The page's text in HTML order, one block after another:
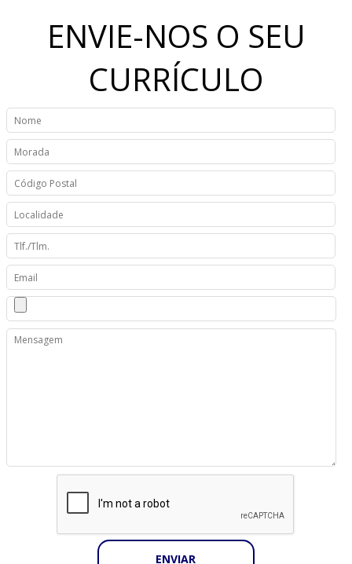
ENVIE-NOS O SEU
CURRÍCULO